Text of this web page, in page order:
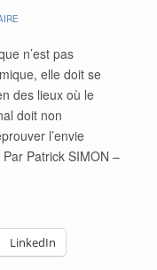
n’est pas
elle doit se
des lieux où le
doit non
l’envie
Patrick SIMON –
LinkedIn